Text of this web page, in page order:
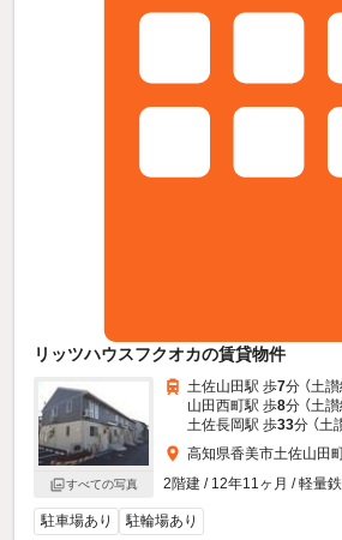
リッツハウスフクオカの賃貸物件
すべての写真
土佐山田駅 歩7分 （土讃
山田西町駅 歩8分 （土讃
土佐長岡駅 歩33分 （土
高知県香美市土佐山田
2階建 / 12年11ヶ月 / 軽量
駐車場あり 駐輪場あり